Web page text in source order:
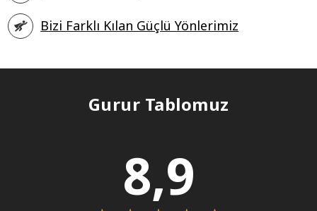
Bizi Farklı Kılan Güçlü Yönlerimiz
Gurur Tablomuz
8,9